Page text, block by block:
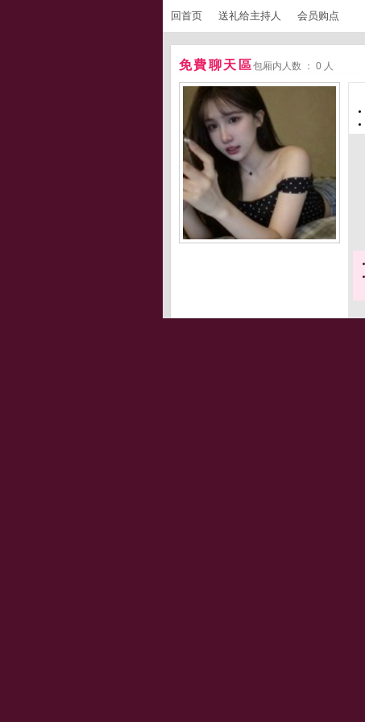
回首页 送礼给主持人 会员购点
免費聊天區包厢内人数 ： 0 人